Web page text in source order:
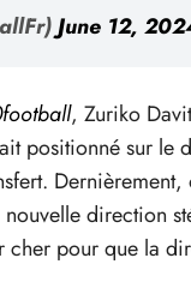
June 12,
, Zuriko
positionné sur le
direction
cher pour que la